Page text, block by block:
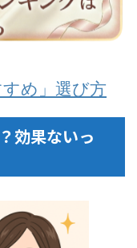
め」選び方
効果ないっ